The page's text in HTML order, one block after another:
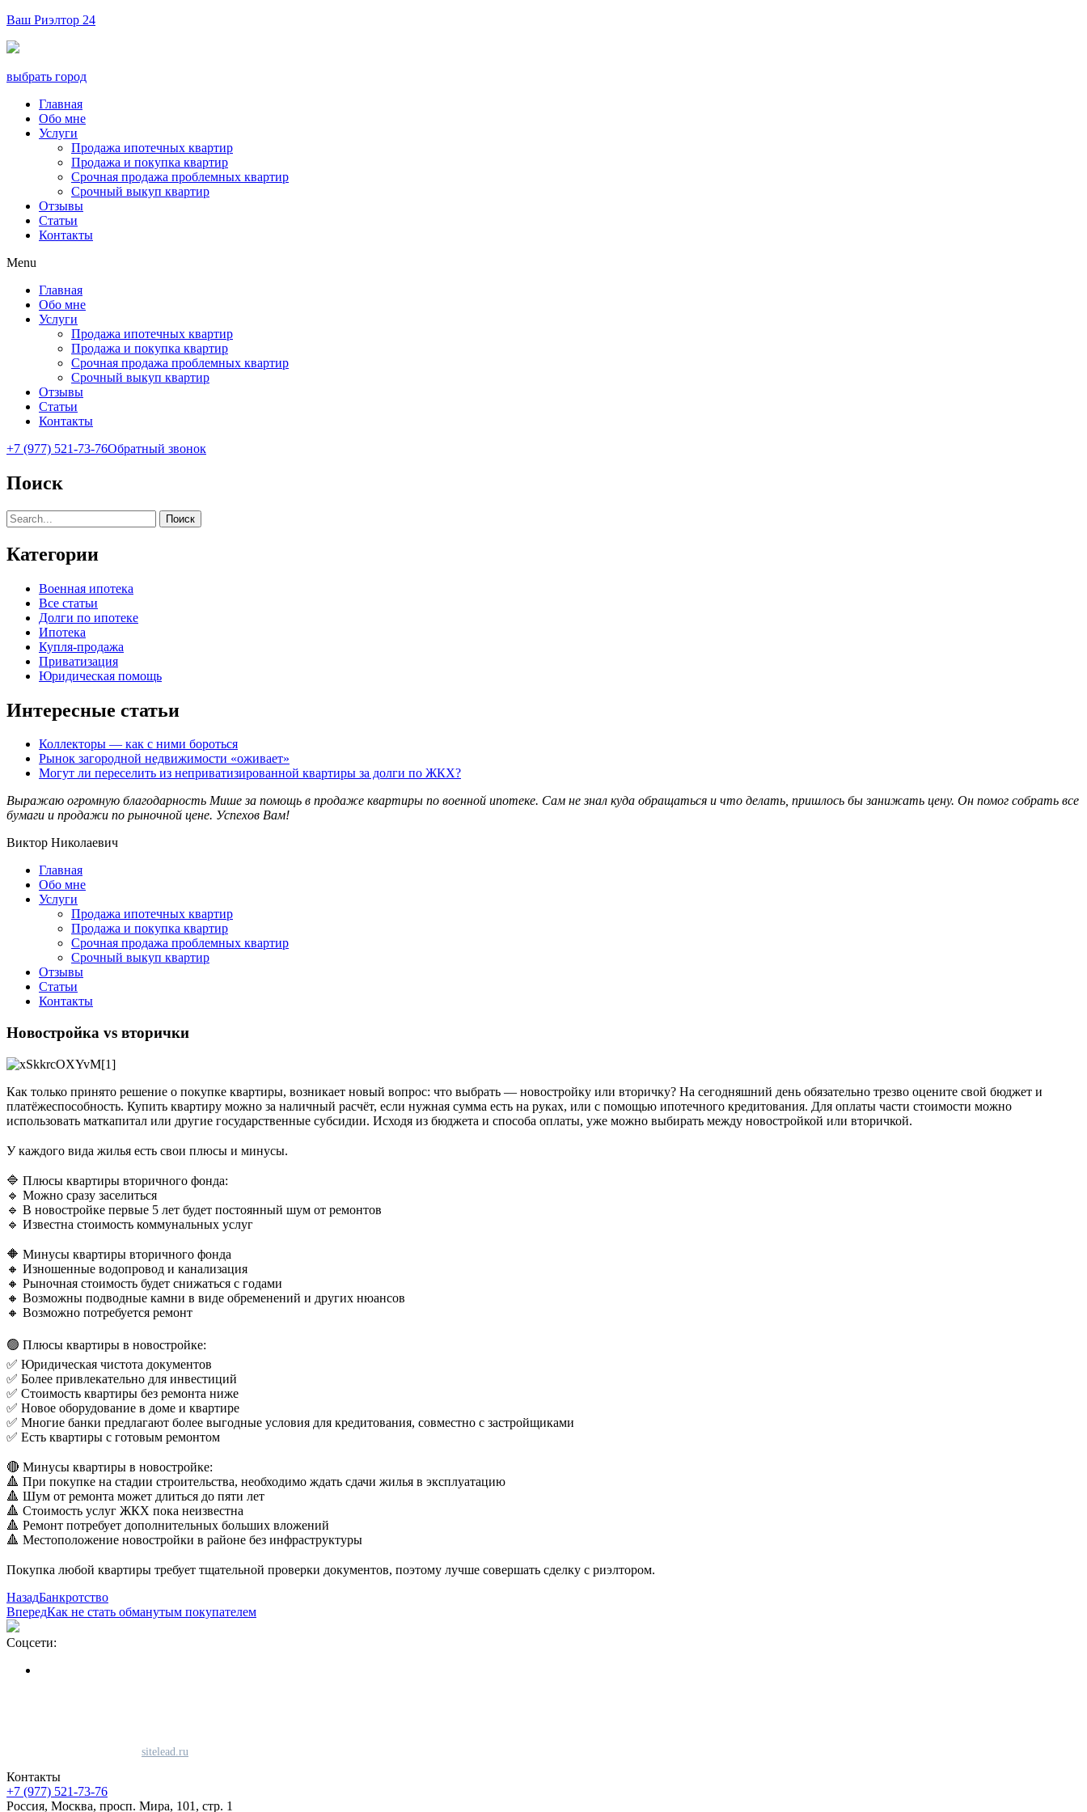
Ваш Риэлтор 24
выбрать город
Главная
Обо мне
Услуги
Продажа ипотечных квартир
Продажа и покупка квартир
Срочная продажа проблемных квартир
Срочный выкуп квартир
Отзывы
Статьи
Контакты
Menu
Главная
Обо мне
Услуги
Продажа ипотечных квартир
Продажа и покупка квартир
Срочная продажа проблемных квартир
Срочный выкуп квартир
Отзывы
Статьи
Контакты
+7 (977) 521-73-76Обратный звонок
Поиск
Поиск
Категории
Военная ипотека
Все статьи
Долги по ипотеке
Ипотека
Купля-продажа
Приватизация
Юридическая помощь
Интересные статьи
Коллекторы — как с ними бороться
Рынок загородной недвижимости «оживает»
Могут ли переселить из неприватизированной квартиры за долги по ЖКХ?
Выражаю огромную благодарность Мише за помощь в продаже квартиры по военной ипотеке. Сам не знал куда обращаться и что делать, пришлось бы занижать цену. Он помог собрать все
бумаги и продажи по рыночной цене. Успехов Вам!
Виктор Николаевич
Главная
Обо мне
Услуги
Продажа ипотечных квартир
Продажа и покупка квартир
Срочная продажа проблемных квартир
Срочный выкуп квартир
Отзывы
Статьи
Контакты
Новостройка vs вторички
Как только принято решение о покупке квартиры, возникает новый вопрос: что выбрать — новостройку или вторичку? На сегодняшний день обязательно трезво оцените свой бюджет и
платёжеспособность. Купить квартиру можно за наличный расчёт, если нужная сумма есть на руках, или с помощью ипотечного кредитования. Для оплаты части стоимости можно
использовать маткапитал или другие государственные субсидии. Исходя из бюджета и способа оплаты, уже можно выбирать между новостройкой или вторичкой.
У каждого вида жилья есть свои плюсы и минусы.
🔷 Плюсы квартиры вторичного фонда:
🔹 Можно сразу заселиться
🔹 В новостройке первые 5 лет будет постоянный шум от ремонтов
🔹 Известна стоимость коммунальных услуг
🔶 Минусы квартиры вторичного фонда
🔸 Изношенные водопровод и канализация
🔸 Рыночная стоимость будет снижаться с годами
🔸 Возможны подводные камни в виде обременений и других нюансов
🔸 Возможно потребуется ремонт
🟢 Плюсы квартиры в новостройке:
✅ Юридическая чистота документов
✅ Более привлекательно для инвестиций
✅ Стоимость квартиры без ремонта ниже
✅ Новое оборудование в доме и квартире
✅ Многие банки предлагают более выгодные условия для кредитования, совместно с застройщиками
✅ Есть квартиры с готовым ремонтом
🔴 Минусы квартиры в новостройке:
🔺 При покупке на стадии строительства, необходимо ждать сдачи жилья в эксплуатацию
🔺 Шум от ремонта может длиться до пяти лет
🔺 Стоимость услуг ЖКХ пока неизвестна
🔺 Ремонт потребует дополнительных больших вложений
🔺 Местоположение новостройки в районе без инфраструктуры
Покупка любой квартиры требует тщательной проверки документов, поэтому лучше совершать сделку с риэлтором.
НазадБанкротство
ВпередКак не стать обманутым покупателем
Соцсети:
sitelead.ru
Контакты
+7 (977) 521-73-76
Россия, Москва, просп. Мира, 101, стр. 1